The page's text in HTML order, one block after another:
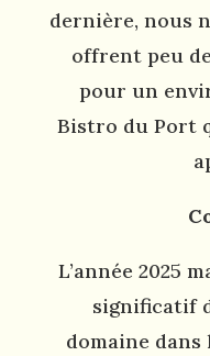
dernière, nous
offrent peu
pour un
Bistro du Port
L’année 2025
significatif
domaine dans